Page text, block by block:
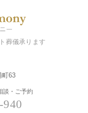
葬儀承ります
町63
談・ご予約
940